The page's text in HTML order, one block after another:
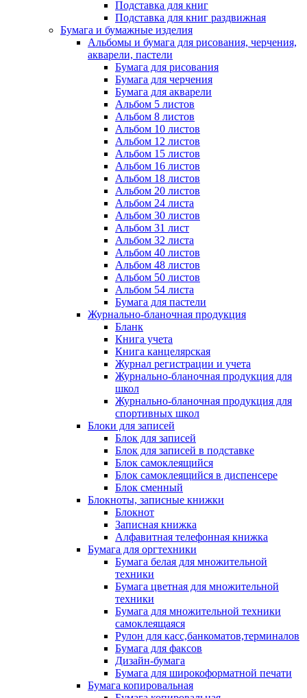
Подставка для книг
Подставка для книг раздвижная
Бумага и бумажные изделия
Альбомы и бумага для рисования, черчения,
акварели, пастели
Бумага для рисования
Бумага для черчения
Бумага для акварели
Альбом 5 листов
Альбом 8 листов
Альбом 10 листов
Альбом 12 листов
Альбом 15 листов
Альбом 16 листов
Альбом 18 листов
Альбом 20 листов
Альбом 24 листа
Альбом 30 листов
Альбом 31 лист
Альбом 32 листа
Альбом 40 листов
Альбом 48 листов
Альбом 50 листов
Альбом 54 листа
Бумага для пастели
Журнально-бланочная продукция
Бланк
Книга учета
Книга канцелярская
Журнал регистрации и учета
Журнально-бланочная продукция для
школ
Журнально-бланочная продукция для
спортивных школ
Блоки для записей
Блок для записей
Блок для записей в подставке
Блок самоклеящийся
Блок самоклеящийся в диспенсере
Блок сменный
Блокноты, записные книжки
Блокнот
Записная книжка
Алфавитная телефонная книжка
Бумага для оргтехники
Бумага белая для множительной
техники
Бумага цветная для множительной
техники
Бумага для множительной техники
самоклеящаяся
Рулон для касс,банкоматов,терминалов
Бумага для факсов
Дизайн-бумага
Бумага для широкоформатной печати
Бумага копировальная